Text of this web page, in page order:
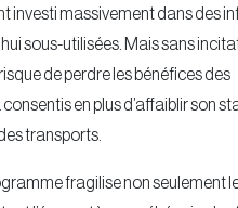
investi massivement dans des
sous-utilisées. Mais sans
de perdre les bénéfices des
en plus d’affaiblir son
transports.
fragilise non seulement